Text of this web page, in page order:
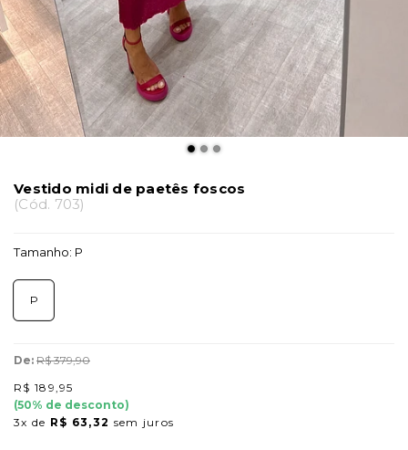
Vestido midi de paetês foscos
(Cód. 703)
Tamanho: P
P
De: R$ 379,90
R$ 189,95
(50% de desconto)
3x de R$ 63,32 sem juros